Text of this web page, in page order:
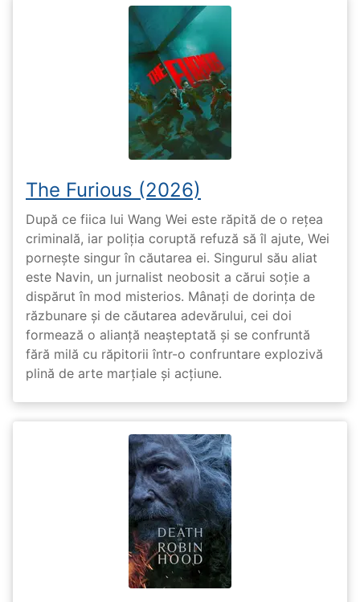
The Furious (2026)
După ce fiica lui Wang Wei este răpită de o rețea
criminală, iar poliția coruptă refuză să îl ajute, Wei
pornește singur în căutarea ei. Singurul său aliat
este Navin, un jurnalist neobosit a cărui soție a
dispărut în mod misterios. Mânați de dorința de
răzbunare și de căutarea adevărului, cei doi
formează o alianță neașteptată și se confruntă
fără milă cu răpitorii într-o confruntare explozivă
plină de arte marțiale și acțiune.